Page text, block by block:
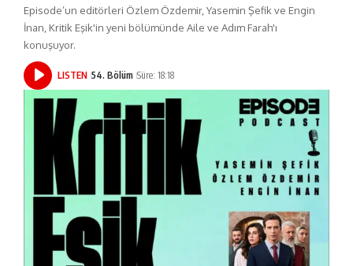
Episode’un editörleri Özlem Özdemir, Yasemin Şefik ve Engin
İnan, Kritik Eşik'in yeni bölümünde Aile ve Adım Farah'ı
konuşuyor.
LISTEN 54. Bölüm Süre: 18:18